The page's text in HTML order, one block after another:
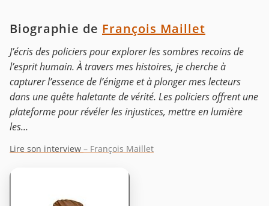
Biographie de François Maillet
J’écris des policiers pour explorer les sombres recoins de
l’esprit humain. À travers mes histoires, je cherche à
capturer l’essence de l’énigme et à plonger mes lecteurs
dans une quête haletante de vérité. Les policiers offrent une
plateforme pour révéler les injustices, mettre en lumière
les...
Lire son interview – François Maillet